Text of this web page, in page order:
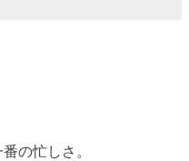
の忙しさ。